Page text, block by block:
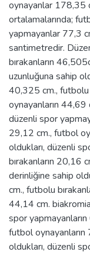
oynayanlar 178,35
ortalamalarında;
yapmayanlar 77,3
santimetredir.
bırakanların
uzunluğuna sahip
40,325 cm., futbolu
oynayanların 44,69
düzenli spor
29,12 cm., futbol
oldukları, düzenli
bırakanların 20,16
derinliğine sahip
cm., futbolu
44,14 cm.
spor
futbol oynayanların
oldukları, düzenli